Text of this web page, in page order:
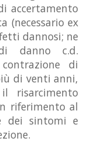
accertamento
(necessario ex
dannosi; ne
danno c.d.
di
di venti anni,
risarcimento
riferimento al
dei sintomi e